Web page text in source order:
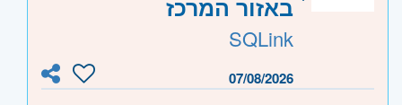
- תל אביב, פתח תקווה, רמת גן
וגבעתיים, בקעת אונו וגבעת שמואל, חולון
ובת-ים, מודיעין, שוהם
באזור המרכז
SQLink
07/08/2026